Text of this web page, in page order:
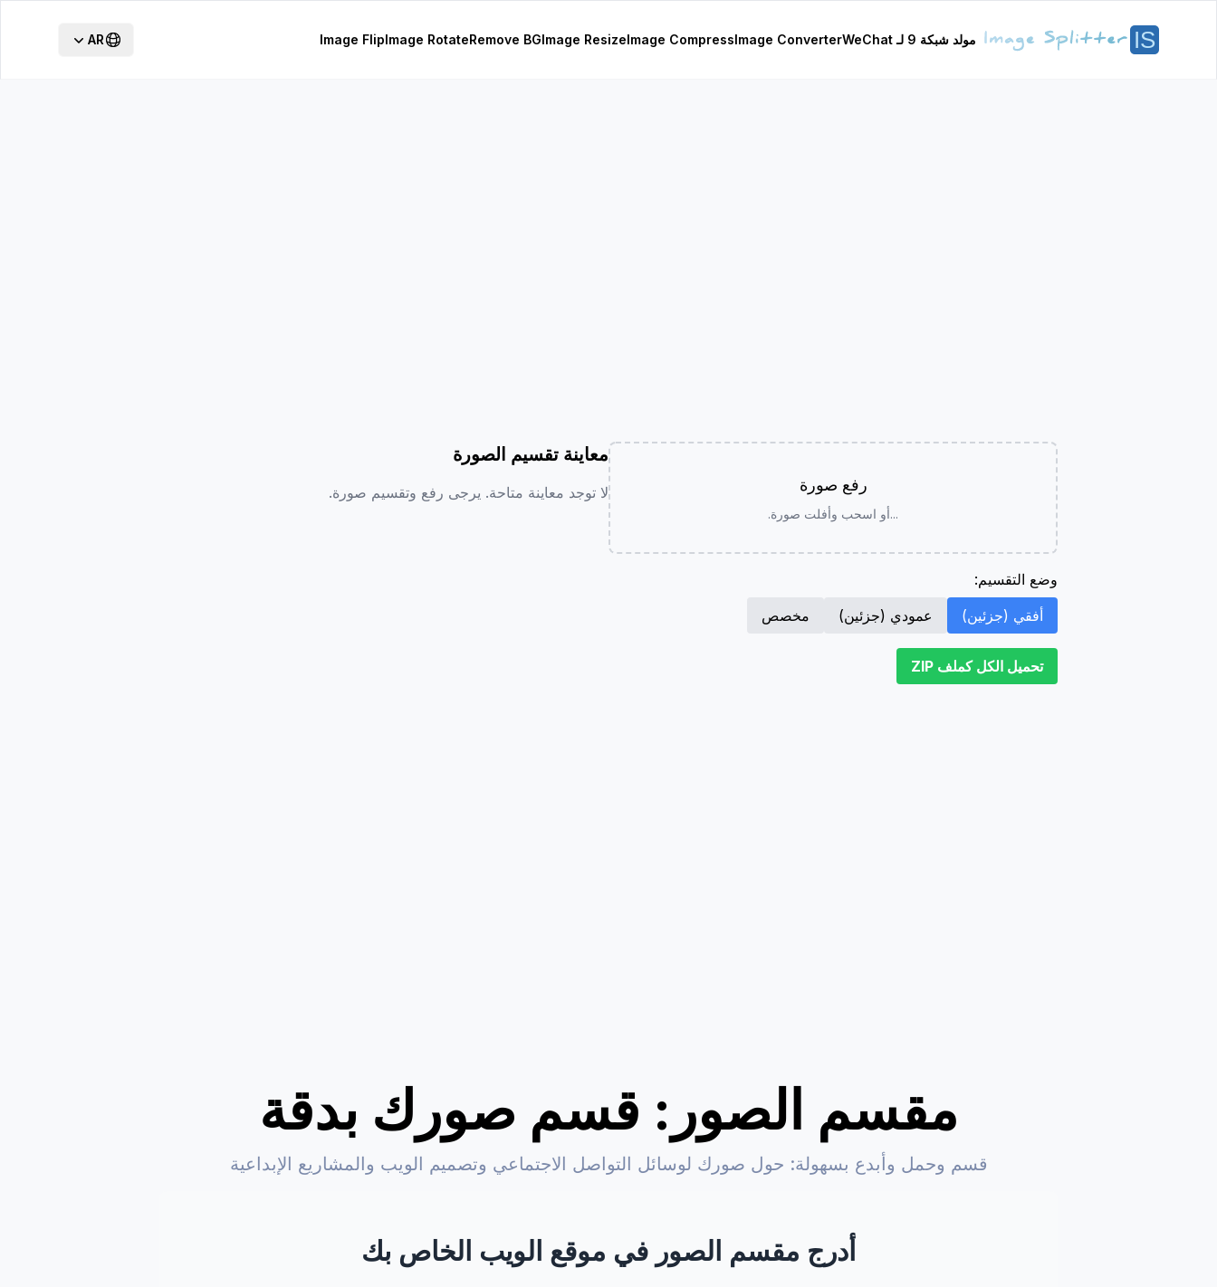
مولد شبكة 9 لـ WeChat Image Converter
Image Compress
Image Resize
Remove BG
Image Rotate
Image Flip
AR
رفع صورة
...أو اسحب وأفلت صورة.
وضع التقسيم:
أفقي (جزئين)
عمودي (جزئين) مخصص
تحميل الكل كملف ZIP
معاينة تقسيم الصورة
لا توجد معاينة متاحة. يرجى رفع وتقسيم صورة.
مقسم الصور: قسم صورك بدقة
قسم وحمل وأبدع بسهولة: حول صورك لوسائل التواصل الاجتماعي وتصميم الويب والمشاريع الإبداعية
أدرج مقسم الصور في موقع الويب الخاص بك